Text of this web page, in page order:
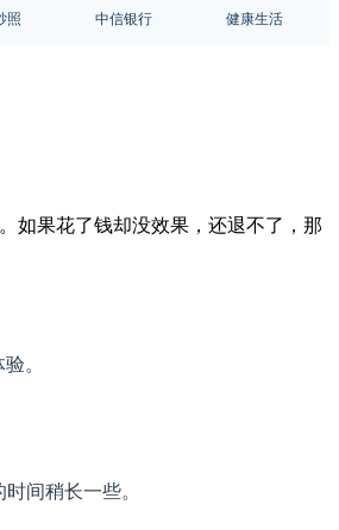
照 中信银行 健康生活
如果花了钱却没效果，还退不了，那
。
间稍长一些。